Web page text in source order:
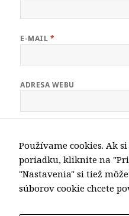
E-MAIL *
ADRESA WEBU
ULOŽIŤ MOJE MENO, E-MAIL
TOMTO PREHLIADAČI PRE
Používame cookies. Ak
poriadku, kliknite na
"Nastavenia" si tiež
súborov cookie chcete